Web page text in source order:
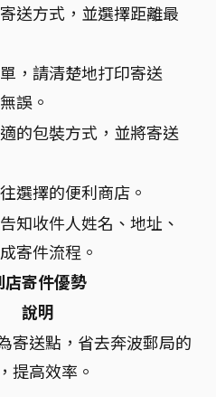
送方式，並選擇距離最
，請清楚地打印寄送
誤。
的包裝方式，並將寄送
選擇的便利商店。
知收件人姓名、地址、
寄件流程。
店寄件優勢
說明
寄送點，省去奔波郵局的
提高效率。